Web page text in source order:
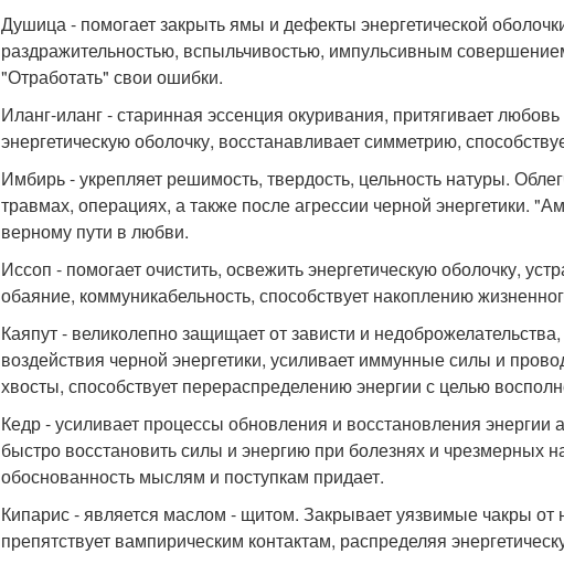
Душица - помогает закрыть ямы и дефекты энергетической
раздражительностью, вспыльчивостью, импульсивным
"Отработать" свои ошибки.
Иланг-иланг - старинная эссенция окуривания, притягивает
энергетическую оболочку, восстанавливает симметрию,
Имбирь - укрепляет решимость, твердость, цельность натуры.
травмах, операциях, а также после агрессии черной энергетики.
верному пути в любви.
Иссоп - помогает очистить, освежить энергетическую оболочку,
обаяние, коммуникабельность, способствует накоплению
Каяпут - великолепно защищает от зависти и
воздействия черной энергетики, усиливает иммунные силы и
хвосты, способствует перераспределению энергии с целью
Кедр - усиливает процессы обновления и восстановления
быстро восстановить силы и энергию при болезнях и чрезмерных
обоснованность мыслям и поступкам придает.
Кипарис - является маслом - щитом. Закрывает уязвимые чакры
препятствует вампирическим контактам, распределяя